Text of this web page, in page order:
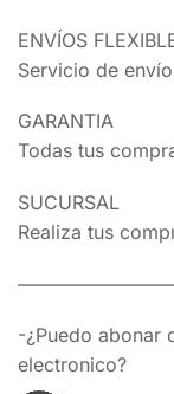
ENVÍOS
Servicio de
GARANTIA
Todas tus
SUCURSAL
Realiza tus
-¿Puedo abonar
electronico?